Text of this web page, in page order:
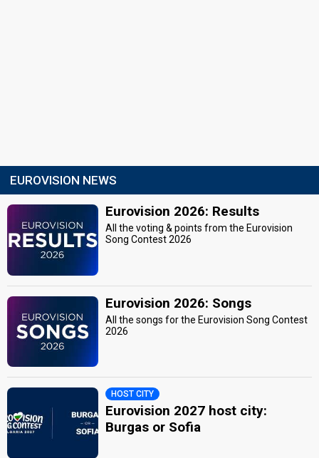
EUROVISION NEWS
Eurovision 2026: Results
All the voting & points from the Eurovision
Song Contest 2026
Eurovision 2026: Songs
All the songs for the Eurovision Song Contest
2026
HOST CITY
Eurovision 2027 host city:
Burgas or Sofia